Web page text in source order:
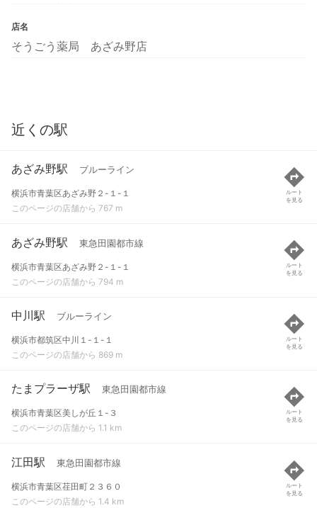
店名
そうごう薬局 あざみ野店
近くの駅
あざみ野駅 ブルーライン
横浜市青葉区あざみ野２-１-１
このページの店舗から 767 m
ルート
を見る
あざみ野駅 東急田園都市線
横浜市青葉区あざみ野２-１-１
このページの店舗から 794 m
ルート
を見る
中川駅 ブルーライン
横浜市都筑区中川１-１-１
このページの店舗から 869 m
ルート
を見る
たまプラーザ駅 東急田園都市線
横浜市青葉区美しが丘１-３
このページの店舗から 1.1 km
ルート
を見る
江田駅 東急田園都市線
横浜市青葉区荏田町２３６０
このページの店舗から 1.4 km
ルート
を見る